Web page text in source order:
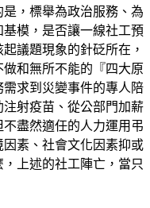
，標舉為政治服務、為
模，是否讓一線社工預
議題現象的針砭所在，
和無所不能的『四大原
求到災變事件的專人陪
射疫苗、從公部門加薪
盡然適任的人力運用弔
素、社會文化因素抑或
上述的社工陣亡，當只